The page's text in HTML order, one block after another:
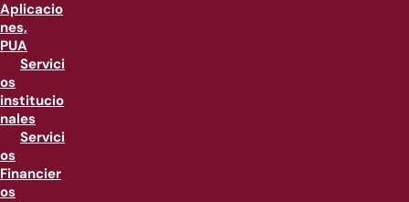
Aplicacio
nes,
PUA
Servici
os
institucio
nales
Servici
os
Financier
os